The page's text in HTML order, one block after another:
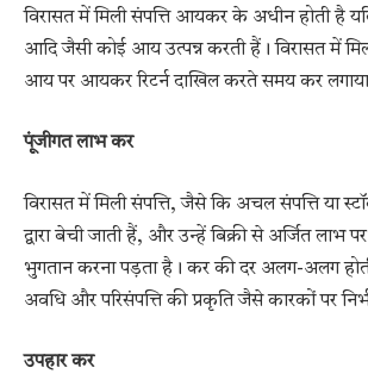
विरासत में मिली संपत्ति आयकर के अधीन होती है
आदि जैसी कोई आय उत्पन्न करती हैं। विरासत में
आय पर आयकर रिटर्न दाखिल करते समय कर लगाया
पूंजीगत लाभ कर
विरासत में मिली संपत्ति, जैसे कि अचल संपत्ति या
द्वारा बेची जाती हैं, और उन्हें बिक्री से अर्जित लाभ
भुगतान करना पड़ता है। कर की दर अलग-अलग
अवधि और परिसंपत्ति की प्रकृति जैसे कारकों पर
उपहार कर